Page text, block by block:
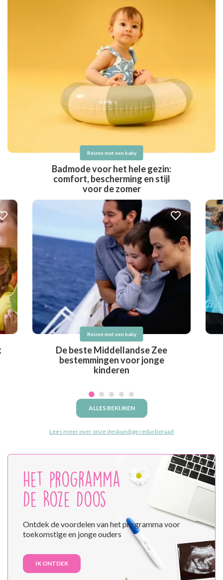
Reizen met een baby
Badmode voor het hele gezin:
comfort, bescherming en stijl
voor de zomer
Reizen met een baby
De beste Middellandse Zee
bestemmingen voor jonge
kinderen
ALLES BEKIJKEN
Lees meer over onze deskundige redactieraad
Het programma
De Roze Doos
Ontdek de voordelen van het programma voor
toekomstige en jonge ouders
IK ONTDEK